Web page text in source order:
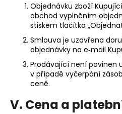
Objednávku zboží
obchod vyplněním
stiskem tlačítka
Smlouva je uzavřena
objednávky na e‑mail
Prodávající není povinen
v případě vyčerpání
ceně.
V. Cena a